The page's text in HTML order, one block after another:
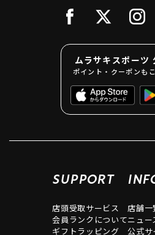
ムラサキスポーツ
ポイント・クーポンも
SUPPORT
店頭受取サービス
会員ランクについて
ギフトラッピング
店舗一
ニュー
公式サ